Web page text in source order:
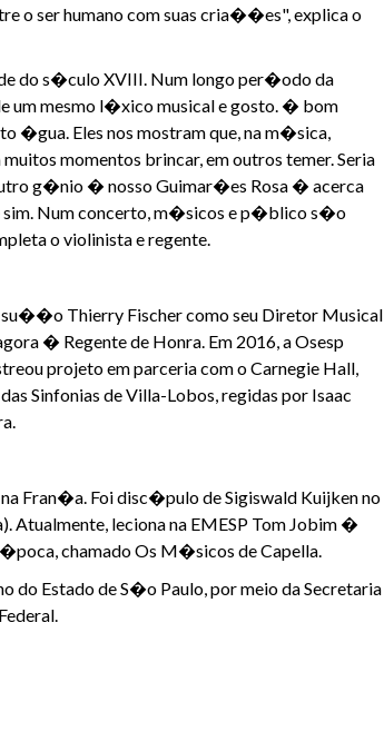
o ser humano com suas cria��es", explica o
do s�culo XVIII. Num longo per�odo da
um mesmo l�xico musical e gosto. � bom
�gua. Eles nos mostram que, na m�sica,
momentos brincar, em outros temer. Seria
g�nio � nosso Guimar�es Rosa � acerca
sim. Num concerto, m�sicos e p�blico s�o
o violinista e regente.
su��o Thierry Fischer como seu Diretor Musical
� Regente de Honra. Em 2016, a Osesp
projeto em parceria com o Carnegie Hall,
Sinfonias de Villa-Lobos, regidas por Isaac
Fran�a. Foi disc�pulo de Sigiswald Kuijken no
leciona na EMESP Tom Jobim �
chamado Os M�sicos de Capella.
Estado de S�o Paulo, por meio da Secretaria